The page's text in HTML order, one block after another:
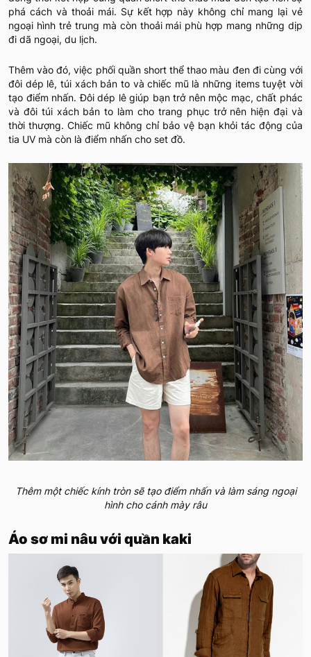
phá cách và thoải mái. Sự kết hợp này không chỉ mang lại vẻ
ngoại hình trẻ trung mà còn thoải mái phù hợp mang những dịp
đi dã ngoại, du lịch.
Thêm vào đó, việc phối quần short thể thao màu đen đi cùng với
đôi dép lê, túi xách bản to và chiếc mũ là những items tuyệt vời
tạo điểm nhấn. Đôi dép lê giúp bạn trở nên mộc mạc, chất phác
và đôi túi xách bản to làm cho trang phục trở nên hiện đại và
thời thượng. Chiếc mũ không chỉ bảo vệ bạn khỏi tác động của
tia UV mà còn là điểm nhấn cho set đồ.
Thêm một chiếc kính tròn sẽ tạo điểm nhấn và làm sáng ngoại
hình cho cánh mày râu
Áo sơ mi nâu với quần kaki